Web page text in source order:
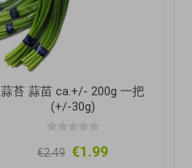
蒜苔 蒜苗 ca.+/- 200g 一把
(+/-30g)
€2.49 €1.99